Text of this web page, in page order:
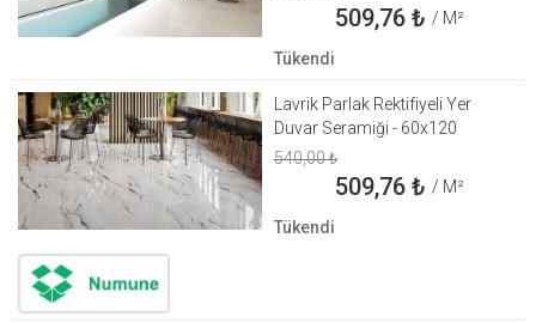
509,76₺ / M²
Tükendi
Lavrik Parlak Rektifiyeli Yer
Duvar Seramiği - 60x120
540,00₺
509,76₺ / M²
Tükendi